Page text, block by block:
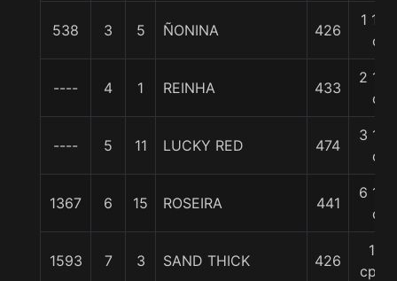
538 3 5 ÑONINA 426
1 1/4
c
---- 4 1 REINHA 433
2 1/2
c
---- 5 11 LUCKY RED 474
3 1/4
c
1367 6 15 ROSEIRA 441
6 1/2
c
1593 7 3 SAND THICK 426
10
cpos